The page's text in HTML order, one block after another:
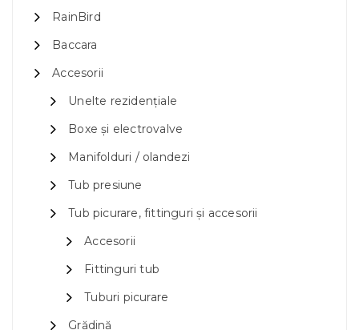
RainBird
Baccara
Accesorii
Unelte rezidențiale
Boxe și electrovalve
Manifolduri / olandezi
Tub presiune
Tub picurare, fittinguri și accesorii
Accesorii
Fittinguri tub
Tuburi picurare
Grădină